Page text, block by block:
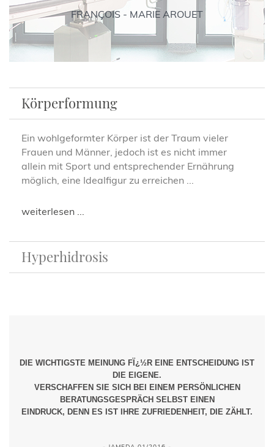
FRANÇOIS - MARIE AROUET
Körperformung
Ein wohlgeformter Körper ist der Traum vieler
Frauen und Männer, jedoch ist es nicht immer
allein mit Sport und entsprechender Ernährung
möglich, eine Idealfigur zu erreichen ...
weiterlesen ...
Hyperhidrosis
DIE WICHTIGSTE MEINUNG FÏ¿½R EINE ENTSCHEIDUNG IST
DIE EIGENE.
VERSCHAFFEN SIE SICH BEI EINEM PERSÖNLICHEN
BERATUNGSGESPRÄCH SELBST EINEN
EINDRUCK, DENN ES IST IHRE ZUFRIEDENHEIT, DIE ZÄHLT.